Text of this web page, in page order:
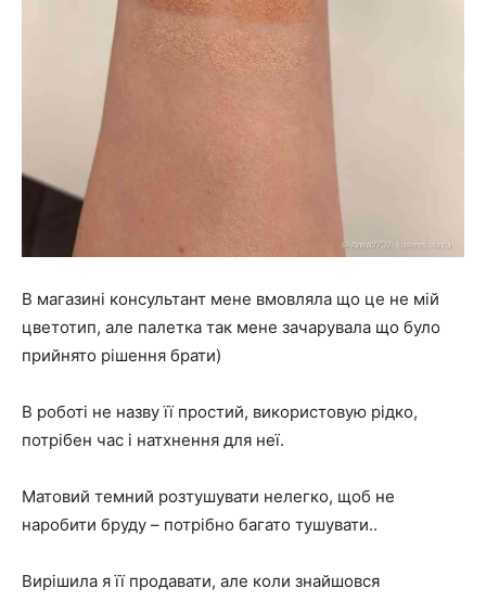
В магазині консультант мене вмовляла що це не мій
цветотип, але палетка так мене зачарувала що було
прийнято рішення брати)
В роботі не назву її простий, використовую рідко,
потрібен час і натхнення для неї.
Матовий темний розтушувати нелегко, щоб не
наробити бруду – потрібно багато тушувати..
Вирішила я її продавати, але коли знайшовся